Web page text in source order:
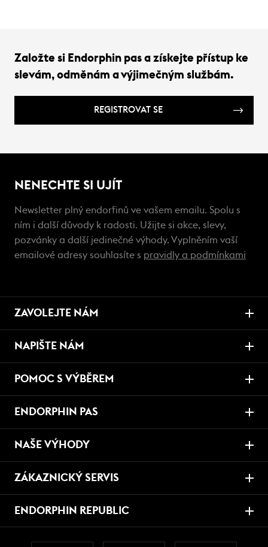
Založte si Endorphin pas a získejte přístup ke
slevám, odměnám a výjimečným službám.
REGISTROVAT SE
NENECHTE SI UJÍT
Newsletter plný endorfinů ve vašem emailu. Spolu s
ním i další důvody k radosti. Užijte si akce, slevy,
pozvánky a další jedinečné výhody. Vyplněním vaší
emailové adresy souhlasíte s pravidly a podmínkami
ZAVOLEJTE NÁM
NAPIŠTE NÁM
POMOC S VÝBĚREM
ENDORPHIN PAS
NAŠE VÝHODY
ZÁKAZNICKÝ SERVIS
ENDORPHIN REPUBLIC